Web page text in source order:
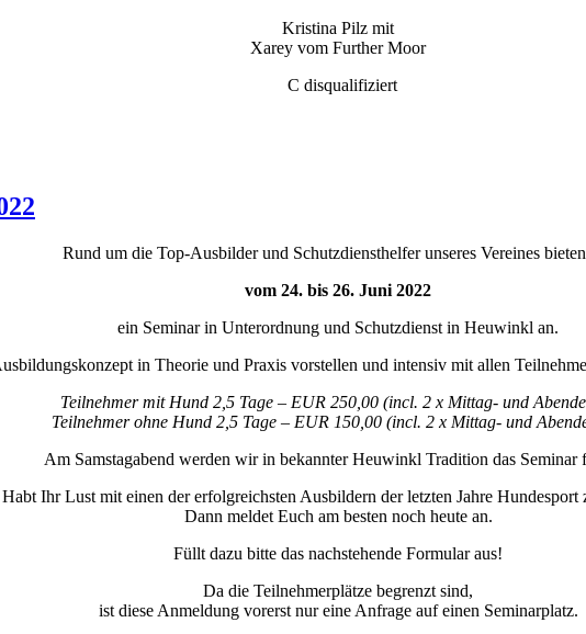
Kristina Pilz mit
Xarey vom Further Moor
C disqualifiziert
Rund um die Top-Ausbilder und Schutzdiensthelfer unseres Vereines
vom 24. bis 26. Juni 2022
ein Seminar in Unterordnung und Schutzdienst in Heuwinkl an.
in Theorie und Praxis vorstellen und intensiv mit allen
Teilnehmer mit Hund 2,5 Tage – EUR 250,00 (incl. 2 x Mittag- und
Teilnehmer ohne Hund 2,5 Tage – EUR 150,00 (incl. 2 x Mittag- und
Am Samstagabend werden wir in bekannter Heuwinkl Tradition das Seminar
Habt Ihr Lust mit einen der erfolgreichsten Ausbildern der letzten Jahre Hundesport
Dann meldet Euch am besten noch heute an.
Füllt dazu bitte das nachstehende Formular aus!
Da die Teilnehmerplätze begrenzt sind,
ist diese Anmeldung vorerst nur eine Anfrage auf einen Seminarplatz.